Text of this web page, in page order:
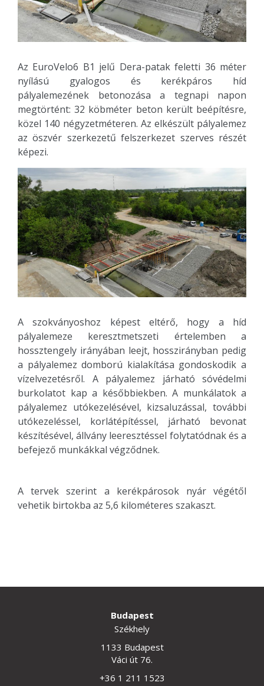
Az EuroVelo6 B1 jelű Dera-patak feletti 36 méter
nyílású gyalogos és kerékpáros híd
pályalemezének betonozása a tegnapi napon
megtörtént: 32 köbméter beton került beépítésre,
közel 140 négyzetméteren. Az elkészült pályalemez
az öszvér szerkezetű felszerkezet szerves részét
képezi.
A szokványoshoz képest eltérő, hogy a híd
pályalemeze keresztmetszeti értelemben a
hossztengely irányában leejt, hosszirányban pedig
a pályalemez domború kialakítása gondoskodik a
vízelvezetésről. A pályalemez járható sóvédelmi
burkolatot kap a későbbiekben. A munkálatok a
pályalemez utókezelésével, kizsaluzással, további
utókezeléssel, korlátépítéssel, járható bevonat
készítésével, állvány leeresztéssel folytatódnak és a
befejező munkákkal végződnek.
A tervek szerint a kerékpárosok nyár végétől
vehetik birtokba az 5,6 kilométeres szakaszt.
Budapest
Székhely
1133 Budapest
Váci út 76.
+36 1 211 1523